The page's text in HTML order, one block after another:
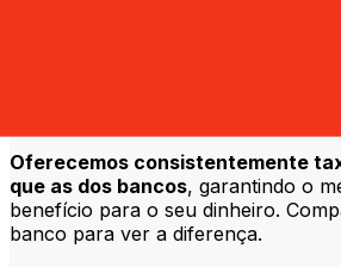
Oferecemos consistentemente
que as dos bancos, garantindo o
benefício para o seu dinheiro.
banco para ver a diferença.